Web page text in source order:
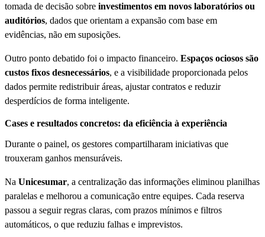
tomada de decisão sobre investimentos em novos laboratórios ou
auditórios, dados que orientam a expansão com base em
evidências, não em suposições.
Outro ponto debatido foi o impacto financeiro. Espaços ociosos são
custos fixos desnecessários, e a visibilidade proporcionada pelos
dados permite redistribuir áreas, ajustar contratos e reduzir
desperdícios de forma inteligente.
Cases e resultados concretos: da eficiência à experiência
Durante o painel, os gestores compartilharam iniciativas que
trouxeram ganhos mensuráveis.
Na Unicesumar, a centralização das informações eliminou planilhas
paralelas e melhorou a comunicação entre equipes. Cada reserva
passou a seguir regras claras, com prazos mínimos e filtros
automáticos, o que reduziu falhas e imprevistos.